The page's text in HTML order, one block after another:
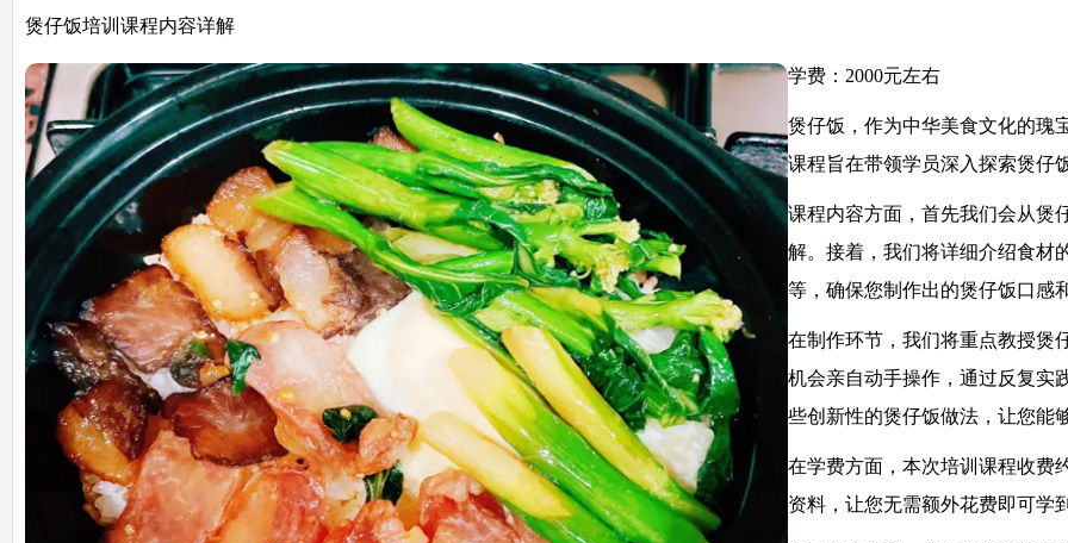
煲仔饭培训课程内容详解
学费：2000元左右
煲仔饭，作为中华美食文化的瑰
课程旨在带领学员深入探索煲仔
课程内容方面，首先我们会从煲
解。接着，我们将详细介绍食材
等，确保您制作出的煲仔饭口感
在制作环节，我们将重点教授煲
机会亲自动手操作，通过反复实
些创新性的煲仔饭做法，让您能
在学费方面，本次培训课程收费
资料，让您无需额外花费即可学